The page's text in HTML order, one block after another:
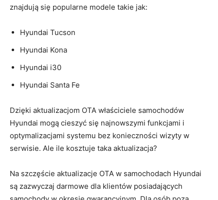
znajdują się popularne modele takie jak:
Hyundai Tucson
Hyundai Kona
Hyundai i30
Hyundai Santa Fe
Dzięki aktualizacjom OTA właściciele samochodów
⁣Hyundai mogą cieszyć się najnowszymi funkcjami i
optymalizacjami systemu bez konieczności wizyty w
serwisie. Ale ile kosztuje taka aktualizacja?
Na szczęście aktualizacje OTA w samochodach Hyundai
są zazwyczaj darmowe dla klientów posiadających